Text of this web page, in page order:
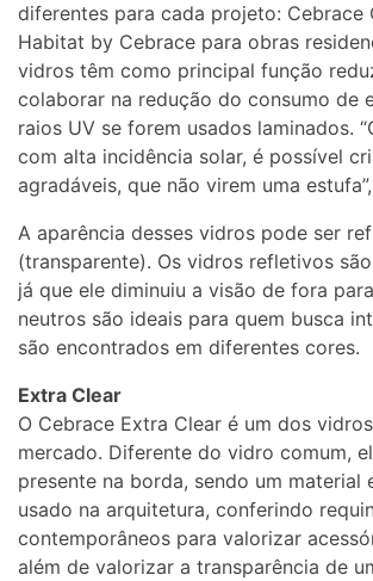
diferentes para cada projeto:
Habitat by Cebrace para obras
vidros têm como principal função
colaborar na redução do consumo de
raios UV se forem usados laminados.
com alta incidência solar, é possível
agradáveis, que não virem uma
A aparência desses vidros pode ser
(transparente). Os vidros refletivos
já que ele diminuiu a visão de fora
neutros são ideais para quem busca
são encontrados em diferentes cores.
Extra Clear
O Cebrace Extra Clear é um dos
mercado. Diferente do vidro comum,
presente na borda, sendo um material
usado na arquitetura, conferindo
contemporâneos para valorizar
além de valorizar a transparência de